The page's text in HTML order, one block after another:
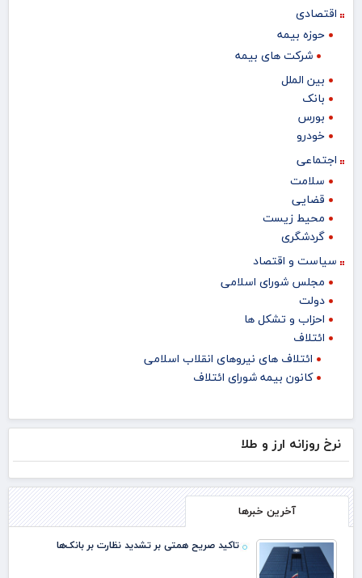
اقتصادی
حوزه بیمه
شرکت های بیمه
بین الملل
بانک
بورس
خودرو
اجتماعی
سلامت
قضایی
محیط زیست
گردشگری
سیاست و اقتصاد
مجلس شورای اسلامی
دولت
احزاب و تشکل ها
ائتلاف
ائتلاف های نیروهای انقلاب اسلامی
کانون بیمه شورای ائتلاف
نرخ روزانه ارز و طلا
آخرین خبرها
تاکید صریح همتی بر تشدید نظارت بر بانک‌ها